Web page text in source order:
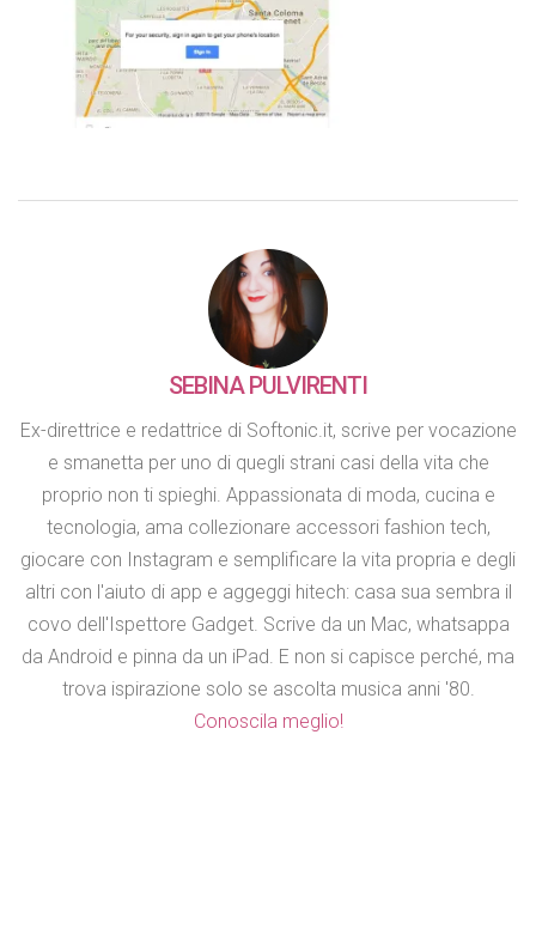
SEBINA PULVIRENTI
Ex-direttrice e redattrice di Softonic.it, scrive per vocazione
e smanetta per uno di quegli strani casi della vita che
proprio non ti spieghi. Appassionata di moda, cucina e
tecnologia, ama collezionare accessori fashion tech,
giocare con Instagram e semplificare la vita propria e degli
altri con l'aiuto di app e aggeggi hitech: casa sua sembra il
covo dell'Ispettore Gadget. Scrive da un Mac, whatsappa
da Android e pinna da un iPad. E non si capisce perché, ma
trova ispirazione solo se ascolta musica anni '80.
Conoscila meglio!